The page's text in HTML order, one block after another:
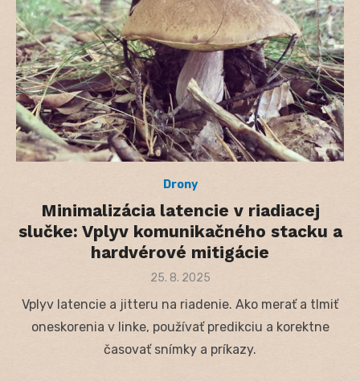
Drony
Minimalizácia latencie v riadiacej
slučke: Vplyv komunikačného stacku a
hardvérové mitigácie
Posted
25. 8. 2025
Vplyv latencie a jitteru na riadenie. Ako merať a tlmiť
oneskorenia v linke, používať predikciu a korektne
časovať snímky a príkazy.